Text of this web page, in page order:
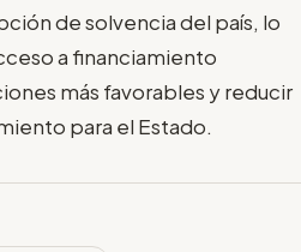
de solvencia del país, lo
a financiamiento
más favorables y reducir
para el Estado.